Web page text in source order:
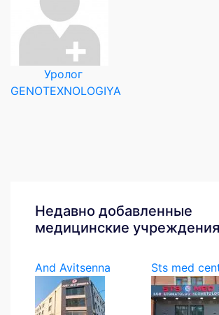
Уролог
GENOTEXNOLOGIYA
Недавно добавленные
медицинские учреждения
And Avitsenna Sts med